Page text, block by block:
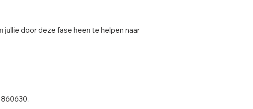
door deze fase heen te helpen naar